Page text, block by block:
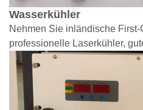
Wasserkühler
Nehmen Sie inländische First-
professionelle Laserkühler,